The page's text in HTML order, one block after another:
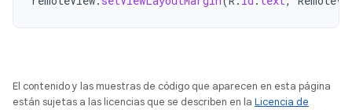
El contenido y las muestras de código que aparecen en esta página
están sujetas a las licencias que se describen en la Licencia de